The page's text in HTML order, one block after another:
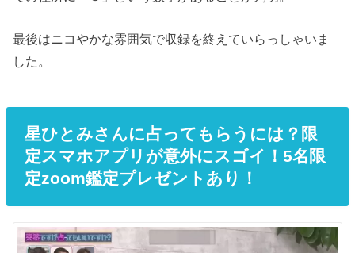
最後はニコやかな雰囲気で収録を終えていらっしゃいま
した。
星ひとみさんに占ってもらうには？限
定スマホアプリが意外にスゴイ！5名限
定zoom鑑定プレゼントあり！